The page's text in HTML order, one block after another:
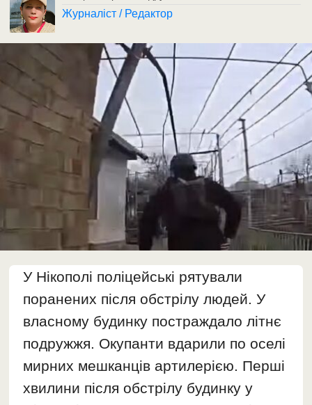
Журналіст / Редактор
У Нікополі поліцейські рятували
поранених після обстрілу людей. У
власному будинку постраждало літнє
подружжя. Окупанти вдарили по оселі
мирних мешканців артилерією. Перші
хвилини після обстрілу будинку у